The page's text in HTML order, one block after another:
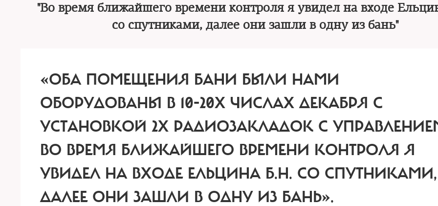
"Во время ближайшего времени контроля я увидел на входе
со спутниками, далее они зашли в одну из бань"
«ОБА ПОМЕЩЕНИЯ БАНИ БЫЛИ НАМИ
ОБОРУДОВАНЫ В 10-20Х ЧИСЛАХ ДЕКАБРЯ С
УСТАНОВКОЙ 2Х РАДИОЗАКЛАДОК С
ВО ВРЕМЯ БЛИЖАЙШЕГО ВРЕМЕНИ КОНТРОЛЯ Я
УВИДЕЛ НА ВХОДЕ ЕЛЬЦИНА Б.Н. СО СПУТНИКАМИ,
ДАЛЕЕ ОНИ ЗАШЛИ В ОДНУ ИЗ БАНЬ».